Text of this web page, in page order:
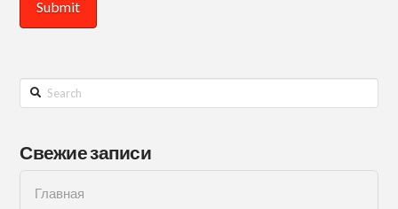
Search
Свежие записи
Главная